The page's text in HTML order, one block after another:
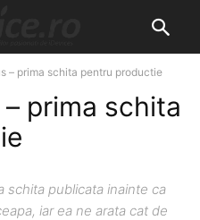
– prima schita pentru productie
prima schita
schita publicata inainte ca
iar ea ne arata cat de